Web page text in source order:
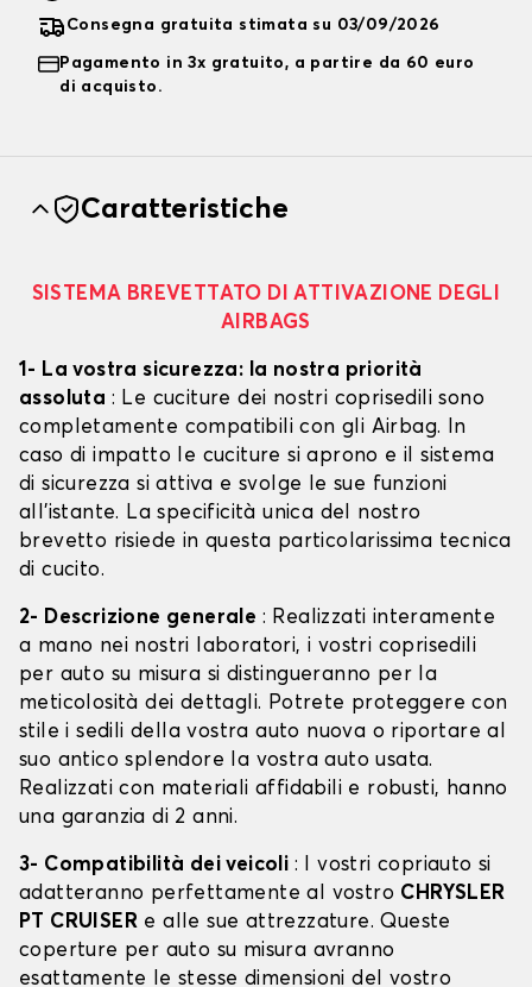
Consegna gratuita stimata su 03/09/2026
Pagamento in 3x gratuito, a partire da 60 euro
di acquisto.
Caratteristiche
SISTEMA BREVETTATO DI ATTIVAZIONE DEGLI
AIRBAGS
1- La vostra sicurezza: la nostra priorità
assoluta : Le cuciture dei nostri coprisedili sono
completamente compatibili con gli Airbag. In
caso di impatto le cuciture si aprono e il sistema
di sicurezza si attiva e svolge le sue funzioni
all'istante. La specificità unica del nostro
brevetto risiede in questa particolarissima tecnica
di cucito.
2- Descrizione generale : Realizzati interamente
a mano nei nostri laboratori, i vostri coprisedili
per auto su misura si distingueranno per la
meticolosità dei dettagli. Potrete proteggere con
stile i sedili della vostra auto nuova o riportare al
suo antico splendore la vostra auto usata.
Realizzati con materiali affidabili e robusti, hanno
una garanzia di 2 anni.
3- Compatibilità dei veicoli : I vostri copriauto si
adatteranno perfettamente al vostro CHRYSLER
PT CRUISER e alle sue attrezzature. Queste
coperture per auto su misura avranno
esattamente le stesse dimensioni del vostro